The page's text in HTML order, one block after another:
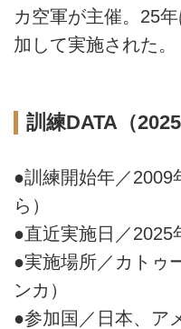
カ空軍が主催。25
加して実施された。
訓練DATA（
●訓練開始年／2009
ら）
●直近実施日／
●実施場所／カトゥ
ンカ）
●参加国／日本、ア